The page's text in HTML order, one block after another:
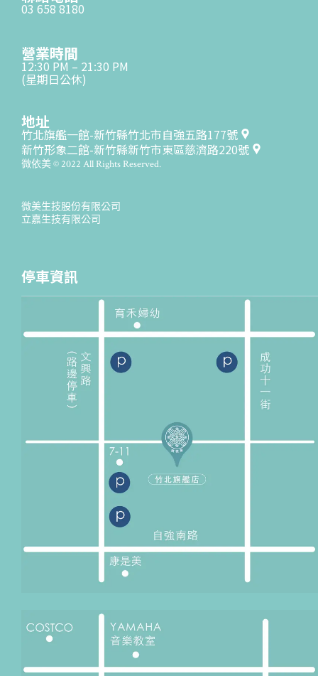
03 658 8180
營業時間
12:30 PM – 21:30 PM
(星期日公休)
地址
竹北旗艦一館-新竹縣竹北市自強五路177號
新竹形象二館-新竹縣新竹市東區慈濟路220號
微依美 © 2022 All Rights Reserved.
微美生技股份有限公司
立嘉生技有限公司
停車資訊